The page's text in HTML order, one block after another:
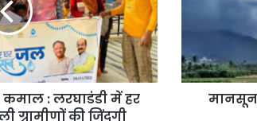
: लरघाडंडी में हर
ग्रामीणों की जिंदगी